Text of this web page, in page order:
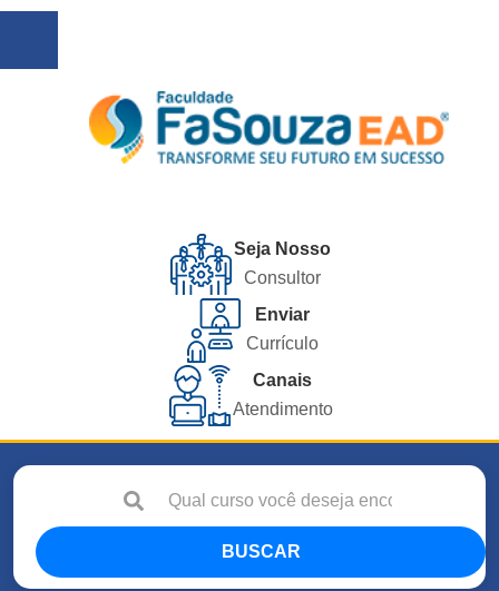
Seja Nosso
Consultor
Enviar
Currículo
Canais
Atendimento
BUSCAR